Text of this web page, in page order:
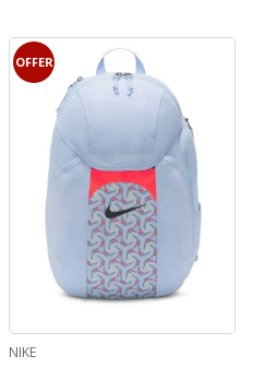
OFFER
NIKE